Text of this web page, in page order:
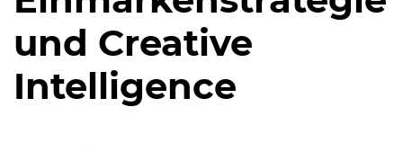
und Creative
Intelligence